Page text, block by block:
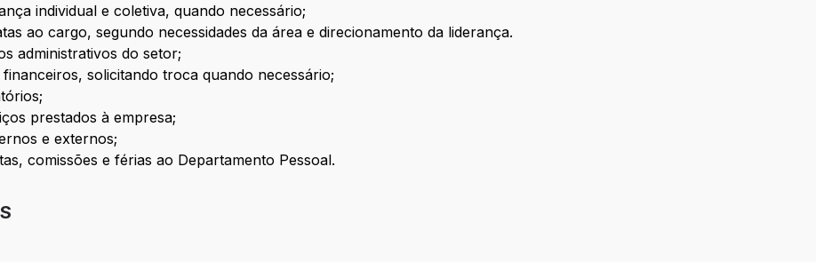
individual e coletiva, quando necessário;
ao cargo, segundo necessidades da área e direcionamento da liderança.
administrativos do setor;
solicitando troca quando necessário;
prestados à empresa;
e externos;
comissões e férias ao Departamento Pessoal.